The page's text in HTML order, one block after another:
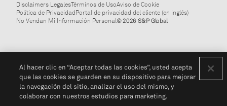
Disclaimers LegalesTérminos de UsoAviso de Cookie
Política de PrivacidadPortal de privacidad del cliente (en inglés)
No Vendan Mi Información Personal© 2026 S&P Global
Al hacer clic en “Aceptar todas las cookies”, usted acepta
que las cookies se guarden en su dispositivo para mejorar
la navegación del sitio, analizar el uso del mismo, y
colaborar con nuestros estudios para marketing.